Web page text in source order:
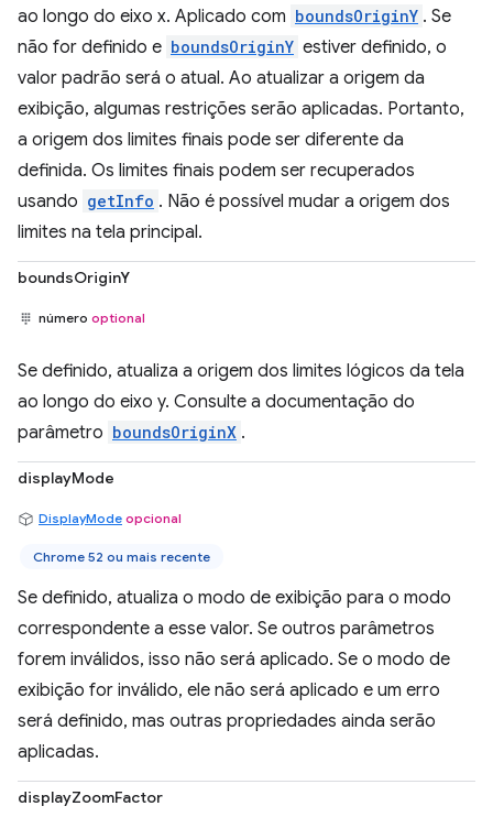
ao longo do eixo x. Aplicado com boundsOriginY . Se
não for definido e boundsOriginY estiver definido, o
valor padrão será o atual. Ao atualizar a origem da
exibição, algumas restrições serão aplicadas. Portanto,
a origem dos limites finais pode ser diferente da
definida. Os limites finais podem ser recuperados
usando getInfo . Não é possível mudar a origem dos
limites na tela principal.
boundsOriginY
número optional
Se definido, atualiza a origem dos limites lógicos da tela
ao longo do eixo y. Consulte a documentação do
parâmetro boundsOriginX .
displayMode
DisplayMode opcional
Chrome 52 ou mais recente
Se definido, atualiza o modo de exibição para o modo
correspondente a esse valor. Se outros parâmetros
forem inválidos, isso não será aplicado. Se o modo de
exibição for inválido, ele não será aplicado e um erro
será definido, mas outras propriedades ainda serão
aplicadas.
displayZoomFactor